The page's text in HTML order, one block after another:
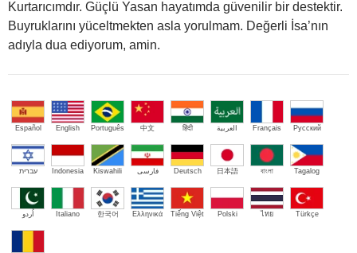
Kurtarıcımdır. Güçlü Yasan hayatımda güvenilir bir destektir.
Buyruklarını yüceltmekten asla yorulmam. Değerli İsa’nın
adıyla dua ediyorum, amin.
Español English Português 中文 हिंदी العربية Français Русский
עברית Indonesia Kiswahili فارسی Deutsch 日本語 বাংলা Tagalog
اُردو Italiano 한국어 Ελληνικά Tiếng Việt Polski ไทย Türkçe